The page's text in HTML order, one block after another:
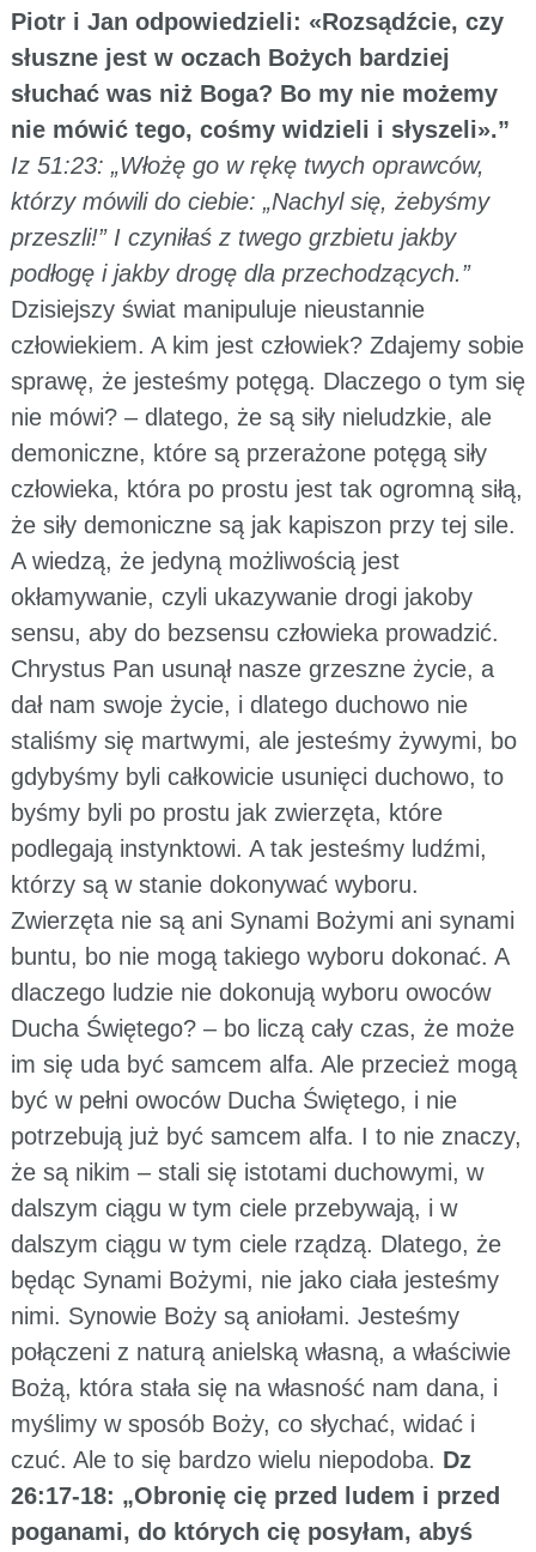
Piotr i Jan odpowiedzieli: «Rozsądźcie, czy
słuszne jest w oczach Bożych bardziej
słuchać was niż Boga? Bo my nie możemy
nie mówić tego, cośmy widzieli i słyszeli».”
Iz 51:23: „Włożę go w rękę twych oprawców,
którzy mówili do ciebie: „Nachyl się, żebyśmy
przeszli!” I czyniłaś z twego grzbietu jakby
podłogę i jakby drogę dla przechodzących.”
Dzisiejszy świat manipuluje nieustannie
człowiekiem. A kim jest człowiek? Zdajemy sobie
sprawę, że jesteśmy potęgą. Dlaczego o tym się
nie mówi? – dlatego, że są siły nieludzkie, ale
demoniczne, które są przerażone potęgą siły
człowieka, która po prostu jest tak ogromną siłą,
że siły demoniczne są jak kapiszon przy tej sile.
A wiedzą, że jedyną możliwością jest
okłamywanie, czyli ukazywanie drogi jakoby
sensu, aby do bezsensu człowieka prowadzić.
Chrystus Pan usunął nasze grzeszne życie, a
dał nam swoje życie, i dlatego duchowo nie
staliśmy się martwymi, ale jesteśmy żywymi, bo
gdybyśmy byli całkowicie usunięci duchowo, to
byśmy byli po prostu jak zwierzęta, które
podlegają instynktowi. A tak jesteśmy ludźmi,
którzy są w stanie dokonywać wyboru.
Zwierzęta nie są ani Synami Bożymi ani synami
buntu, bo nie mogą takiego wyboru dokonać. A
dlaczego ludzie nie dokonują wyboru owoców
Ducha Świętego? – bo liczą cały czas, że może
im się uda być samcem alfa. Ale przecież mogą
być w pełni owoców Ducha Świętego, i nie
potrzebują już być samcem alfa. I to nie znaczy,
że są nikim – stali się istotami duchowymi, w
dalszym ciągu w tym ciele przebywają, i w
dalszym ciągu w tym ciele rządzą. Dlatego, że
będąc Synami Bożymi, nie jako ciała jesteśmy
nimi. Synowie Boży są aniołami. Jesteśmy
połączeni z naturą anielską własną, a właściwie
Bożą, która stała się na własność nam dana, i
myślimy w sposób Boży, co słychać, widać i
czuć. Ale to się bardzo wielu niepodoba. Dz
26:17-18: „Obronię cię przed ludem i przed
poganami, do których cię posyłam, abyś